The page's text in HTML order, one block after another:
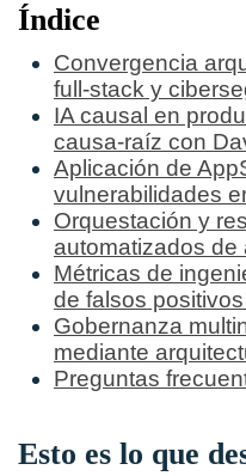
Índice
Convergencia
full-stack y
IA causal en
causa-raíz con
Aplicación de
vulnerabilidades
Orquestación y
automatizados de
Métricas de
de falsos
Gobernanza
mediante
Preguntas
Esto es lo que